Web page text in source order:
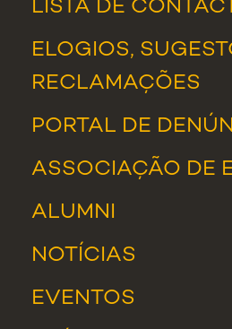
LISTA DE
ELOGIOS,
RECLAMAÇÕES
PORTAL DE
ASSOCIAÇÃO DE
ALUMNI
NOTÍCIAS
EVENTOS